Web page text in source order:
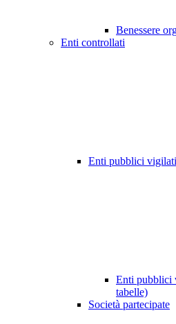
Benessere
Enti controllati
Enti pubblici vigilati
Enti pubblici
tabelle)
Società partecipate